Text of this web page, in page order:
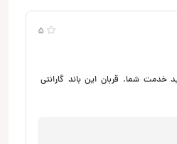
5
شما. قربان این باند گارانتی